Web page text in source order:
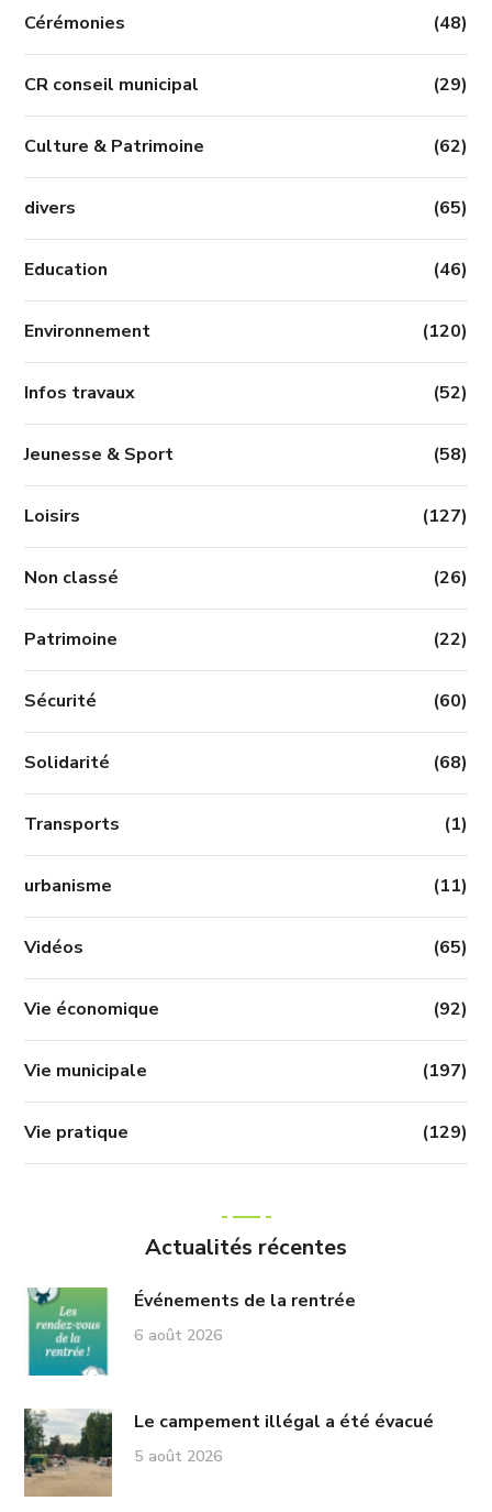
Cérémonies (48)
CR conseil municipal (29)
Culture & Patrimoine (62)
divers (65)
Education (46)
Environnement (120)
Infos travaux (52)
Jeunesse & Sport (58)
Loisirs (127)
Non classé (26)
Patrimoine (22)
Sécurité (60)
Solidarité (68)
Transports (1)
urbanisme (11)
Vidéos (65)
Vie économique (92)
Vie municipale (197)
Vie pratique (129)
Actualités récentes
Événements de la rentrée
6 août 2026
Le campement illégal a été évacué
5 août 2026